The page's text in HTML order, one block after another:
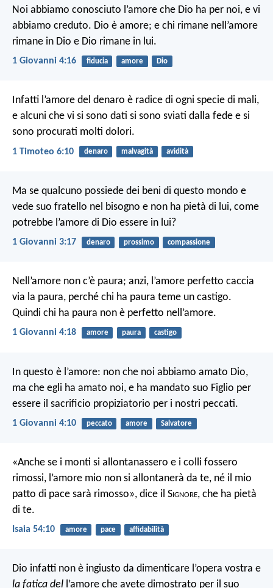
Noi abbiamo conosciuto l’amore che Dio ha per noi, e vi
abbiamo creduto. Dio è amore; e chi rimane nell’amore
rimane in Dio e Dio rimane in lui.
1 Giovanni 4:16 fiducia amore Dio
Infatti l’amore del denaro è radice di ogni specie di mali,
e alcuni che vi si sono dati si sono sviati dalla fede e si
sono procurati molti dolori.
1 Timoteo 6:10 denaro malvagità avidità
Ma se qualcuno possiede dei beni di questo mondo e
vede suo fratello nel bisogno e non ha pietà di lui, come
potrebbe l’amore di Dio essere in lui?
1 Giovanni 3:17 denaro prossimo compassione
Nell’amore non c’è paura; anzi, l’amore perfetto caccia
via la paura, perché chi ha paura teme un castigo.
Quindi chi ha paura non è perfetto nell’amore.
1 Giovanni 4:18 amore paura castigo
In questo è l’amore: non che noi abbiamo amato Dio,
ma che egli ha amato noi, e ha mandato suo Figlio per
essere il sacrificio propiziatorio per i nostri peccati.
1 Giovanni 4:10 peccato amore Salvatore
«Anche se i monti si allontanassero e i colli fossero
rimossi, l’amore mio non si allontanerà da te, né il mio
patto di pace sarà rimosso», dice il Signore, che ha pietà
di te.
Isaia 54:10 amore pace affidabilità
Dio infatti non è ingiusto da dimenticare l’opera vostra e
la fatica del l’amore che avete dimostrato per il suo